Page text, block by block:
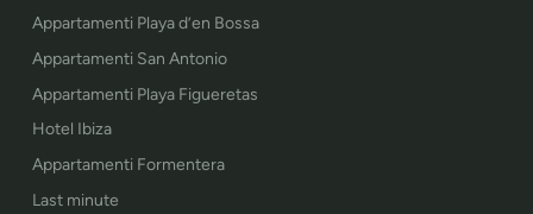
Appartamenti Playa d’en Bossa
Appartamenti San Antonio
Appartamenti Playa Figueretas
Hotel Ibiza
Appartamenti Formentera
Last minute